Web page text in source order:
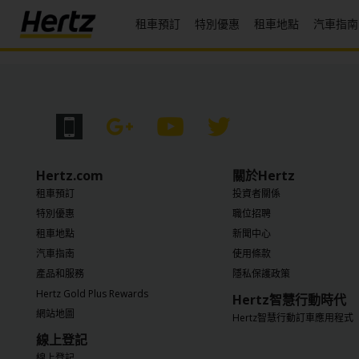
租車預訂 特別優惠 租車地點 汽車指南
菜
單
Modify/Cancel
地
點
特
別
優
惠
Join /
Gold
Overview
Hertz.com
租車預訂
特別優惠
租車地點
汽車指南
產品和服務
Hertz Gold Plus Rewards
網站地圖
線上登記
關於Hertz
投資者關係
職位招聘
新聞中心
使用條款
隱私保護政策
Hertz智慧行動時代
Hertz智慧行動訂車應用程式